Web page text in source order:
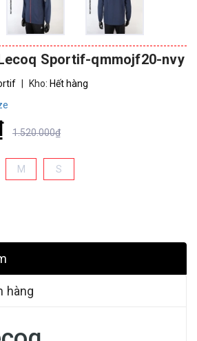
Sportif-qmmojf20-nvy
Kho: Hết hàng
1.520.000₫
M S
hàng